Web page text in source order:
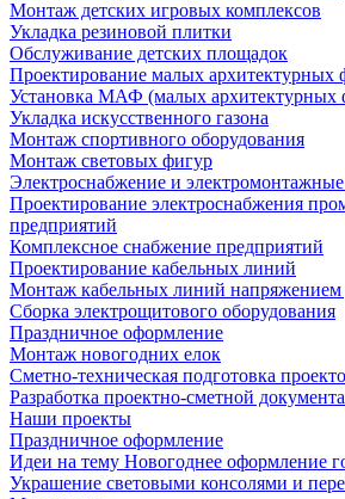
Монтаж детских игровых комплексов
Укладка резиновой плитки
Обслуживание детских площадок
Проектирование малых
Установка МАФ (малых архитектурных
Укладка искусственного газона
Монтаж спортивного оборудования
Монтаж световых фигур
Электроснабжение и
Проектирование электроснабжения
предприятий
Комплексное снабжение предприятий
Проектирование кабельных линий
Монтаж кабельных линий напряжением
Сборка электрощитового оборудования
Праздничное оформление
Монтаж новогодних елок
Сметно-техническая подготовка
Разработка проектно-сметной
Наши проекты
Праздничное оформление
Идеи на тему Новогоднее оформление
Украшение световыми консолями и